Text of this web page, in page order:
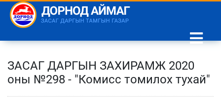
ЗАСАГ ДАРГЫН ЗАХИРАМЖ 2020
оны №298 - "Комисс томилох тухай"